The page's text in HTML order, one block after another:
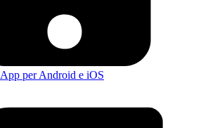
App per Android e iOS